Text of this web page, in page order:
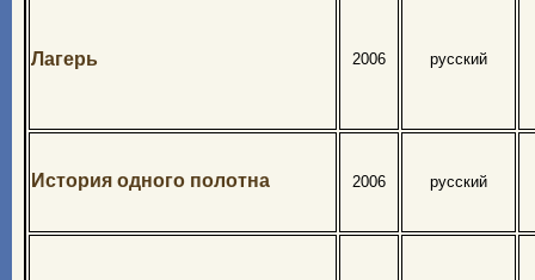
Лагерь 2006 русский
История одного полотна 2006 русский